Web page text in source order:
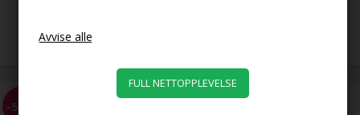
-58% EZ Combs elastisk hårkam,